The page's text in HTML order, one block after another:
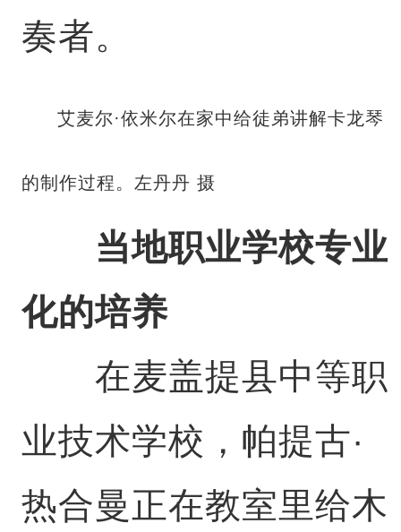
奏者。
艾麦尔·依米尔在家中给徒弟讲解卡龙琴
的制作过程。左丹丹 摄
当地职业学校专业
化的培养
在麦盖提县中等职
业技术学校，帕提古·
热合曼正在教室里给木